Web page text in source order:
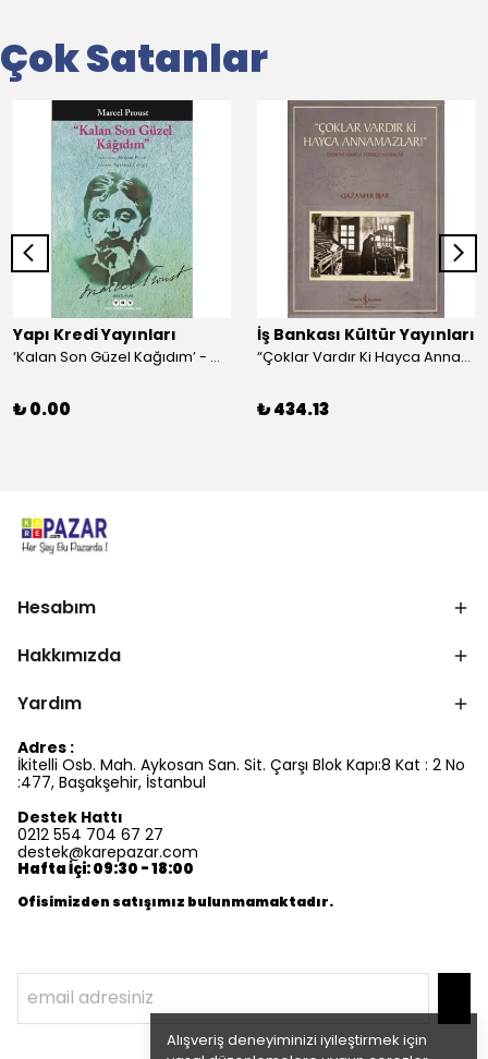
Alışveriş deneyiminizi iyileştirmek için
Çok Satanlar
Yapı Kredi Yayınları
‘Kalan Son Güzel Kağıdım’ - Marcel Proust
₺ 0.00
İş Bankası Kültür Yayınları
“Çoklar Vardır Ki Hayca Annamazlar!” - Gazanfer İbar
₺ 434.13
Hesabım
Hakkımızda
Yardım
Adres :
İkitelli Osb. Mah. Aykosan San. Sit. Çarşı Blok Kapı:8 Kat : 2 No
:477, Başakşehir, İstanbul
Destek Hattı
0212 554 704 67 27
destek@karepazar.com
Hafta İçi: 09:30 - 18:00
Ofisimizden satışımız bulunmamaktadır.